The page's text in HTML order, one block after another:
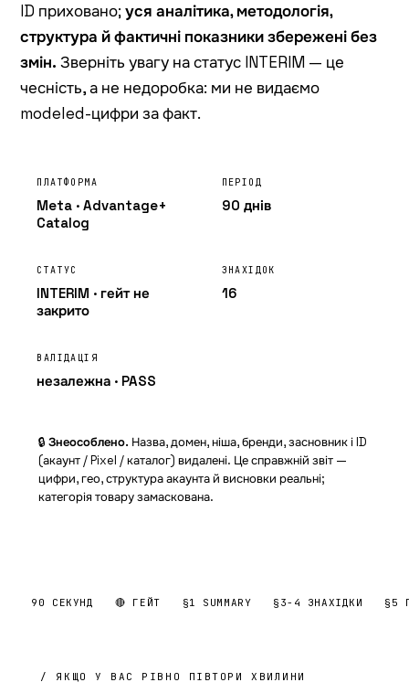
ID приховано;уся аналітика, методологія,
структура й фактичні показники збережені без
змін. Зверніть увагу на статус INTERIM — це
чесність, а не недоробка: ми не видаємо
modeled-цифри за факт.
ПЛАТФОРМА
Meta ·Advantage+
Catalog
ПЕРІОД
90 днів
СТАТУС
INTERIM · гейт не
закрито
ЗНАХІДОК
16
ВАЛІДАЦІЯ
незалежна · PASS
🔒Знеособлено. Назва, домен, ніша, бренди, засновник і ID
(акаунт / Pixel / каталог) видалені. Це справжній звіт —
цифри, гео, структура акаунта й висновки реальні;
категорія товару замаскована.
90 СЕКУНД 🔴 ГЕЙТ §1 SUMMARY §3-4 ЗНАХІДКИ §5
/ ЯКЩО У ВАС РІВНО ПІВТОРИ ХВИЛИНИ